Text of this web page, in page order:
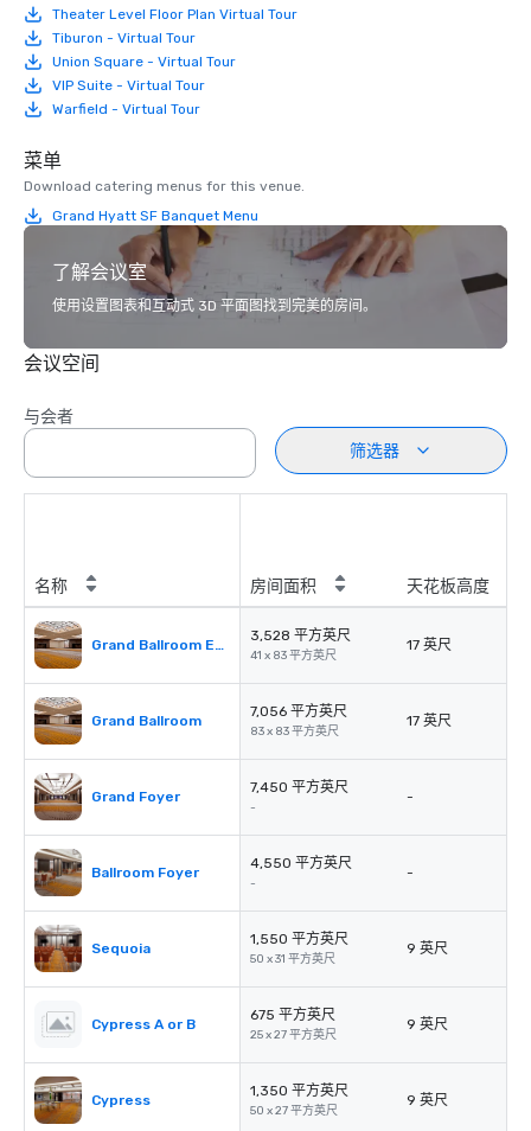
Theater Level Floor Plan Virtual Tour
Tiburon - Virtual Tour
Union Square - Virtual Tour
VIP Suite - Virtual Tour
Warfield - Virtual Tour
菜单
Download catering menus for this venue.
Grand Hyatt SF Banquet Menu
了解会议室
使用设置图表和互动式 3D 平面图找到完美的房间。
会议空间
与会者
筛选器
名称 房间面积 天花板高度
Grand Ballroom East or West
3,528 平方英尺
41 x 83 平方英尺
17 英尺
Grand Ballroom
7,056 平方英尺
83 x 83 平方英尺
17 英尺
Grand Foyer
7,450 平方英尺
-
-
Ballroom Foyer
4,550 平方英尺
-
-
Sequoia
1,550 平方英尺
50 x 31 平方英尺
9 英尺
Cypress A or B
675 平方英尺
25 x 27 平方英尺
9 英尺
Cypress
1,350 平方英尺
50 x 27 平方英尺
9 英尺